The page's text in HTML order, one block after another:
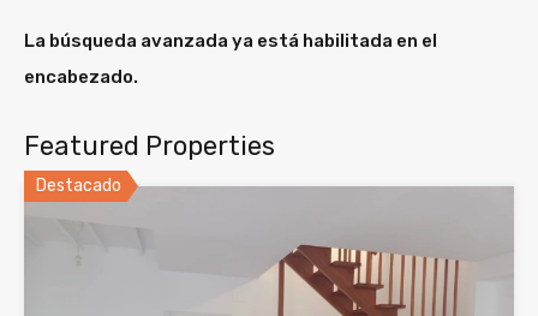
La búsqueda avanzada ya está habilitada en el
encabezado.
Featured Properties
Destacado